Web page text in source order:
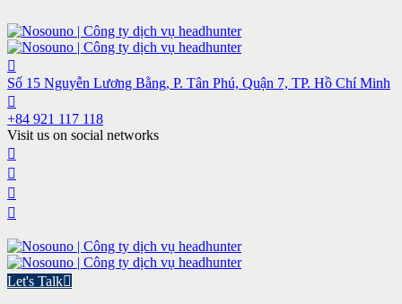
Số 15 Nguyễn Lương Bằng, P. Tân Phú, Quận 7, TP. Hồ Chí Minh
+84 921 117 118
Visit us on social networks
Let's Talk